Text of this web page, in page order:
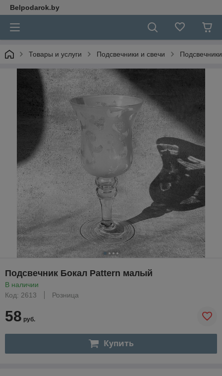
Belpodarok.by
Товары и услуги Подсвечники и свечи
Подсвечник Бокал Pattern малый
В наличии
Код: 2613
Розница
58 руб.
Купить